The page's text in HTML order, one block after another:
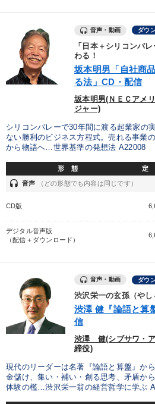
音声・動画 ダウ
「日本＋シリコンバ
わる！
坂本明男「自社商
る法」CD・配信
坂本明男(ＮＥＣアメ
ジャー)
シリコンバレーで30年間に渡る起業家の
ない勝利のビジネス方程式。売れる事業
から物語へ…世界基準の発想法 A22008
形 態 定
headset 音声 （どの形態でも内容は同じです）
CD版
デジタル音声版
（配信＋ダウンロード）
音声・動画 ダウ
渋沢栄一の玄孫（やし
渋澤 健『論語と算
信
渋澤 健(シブサワ・
締役)
現代のリーダーは名著『論語と算盤』か
金儲け、集い・補い・創る思考、矛盾か
体験の檻…渋沢栄一翁の経営哲学に学ぶ